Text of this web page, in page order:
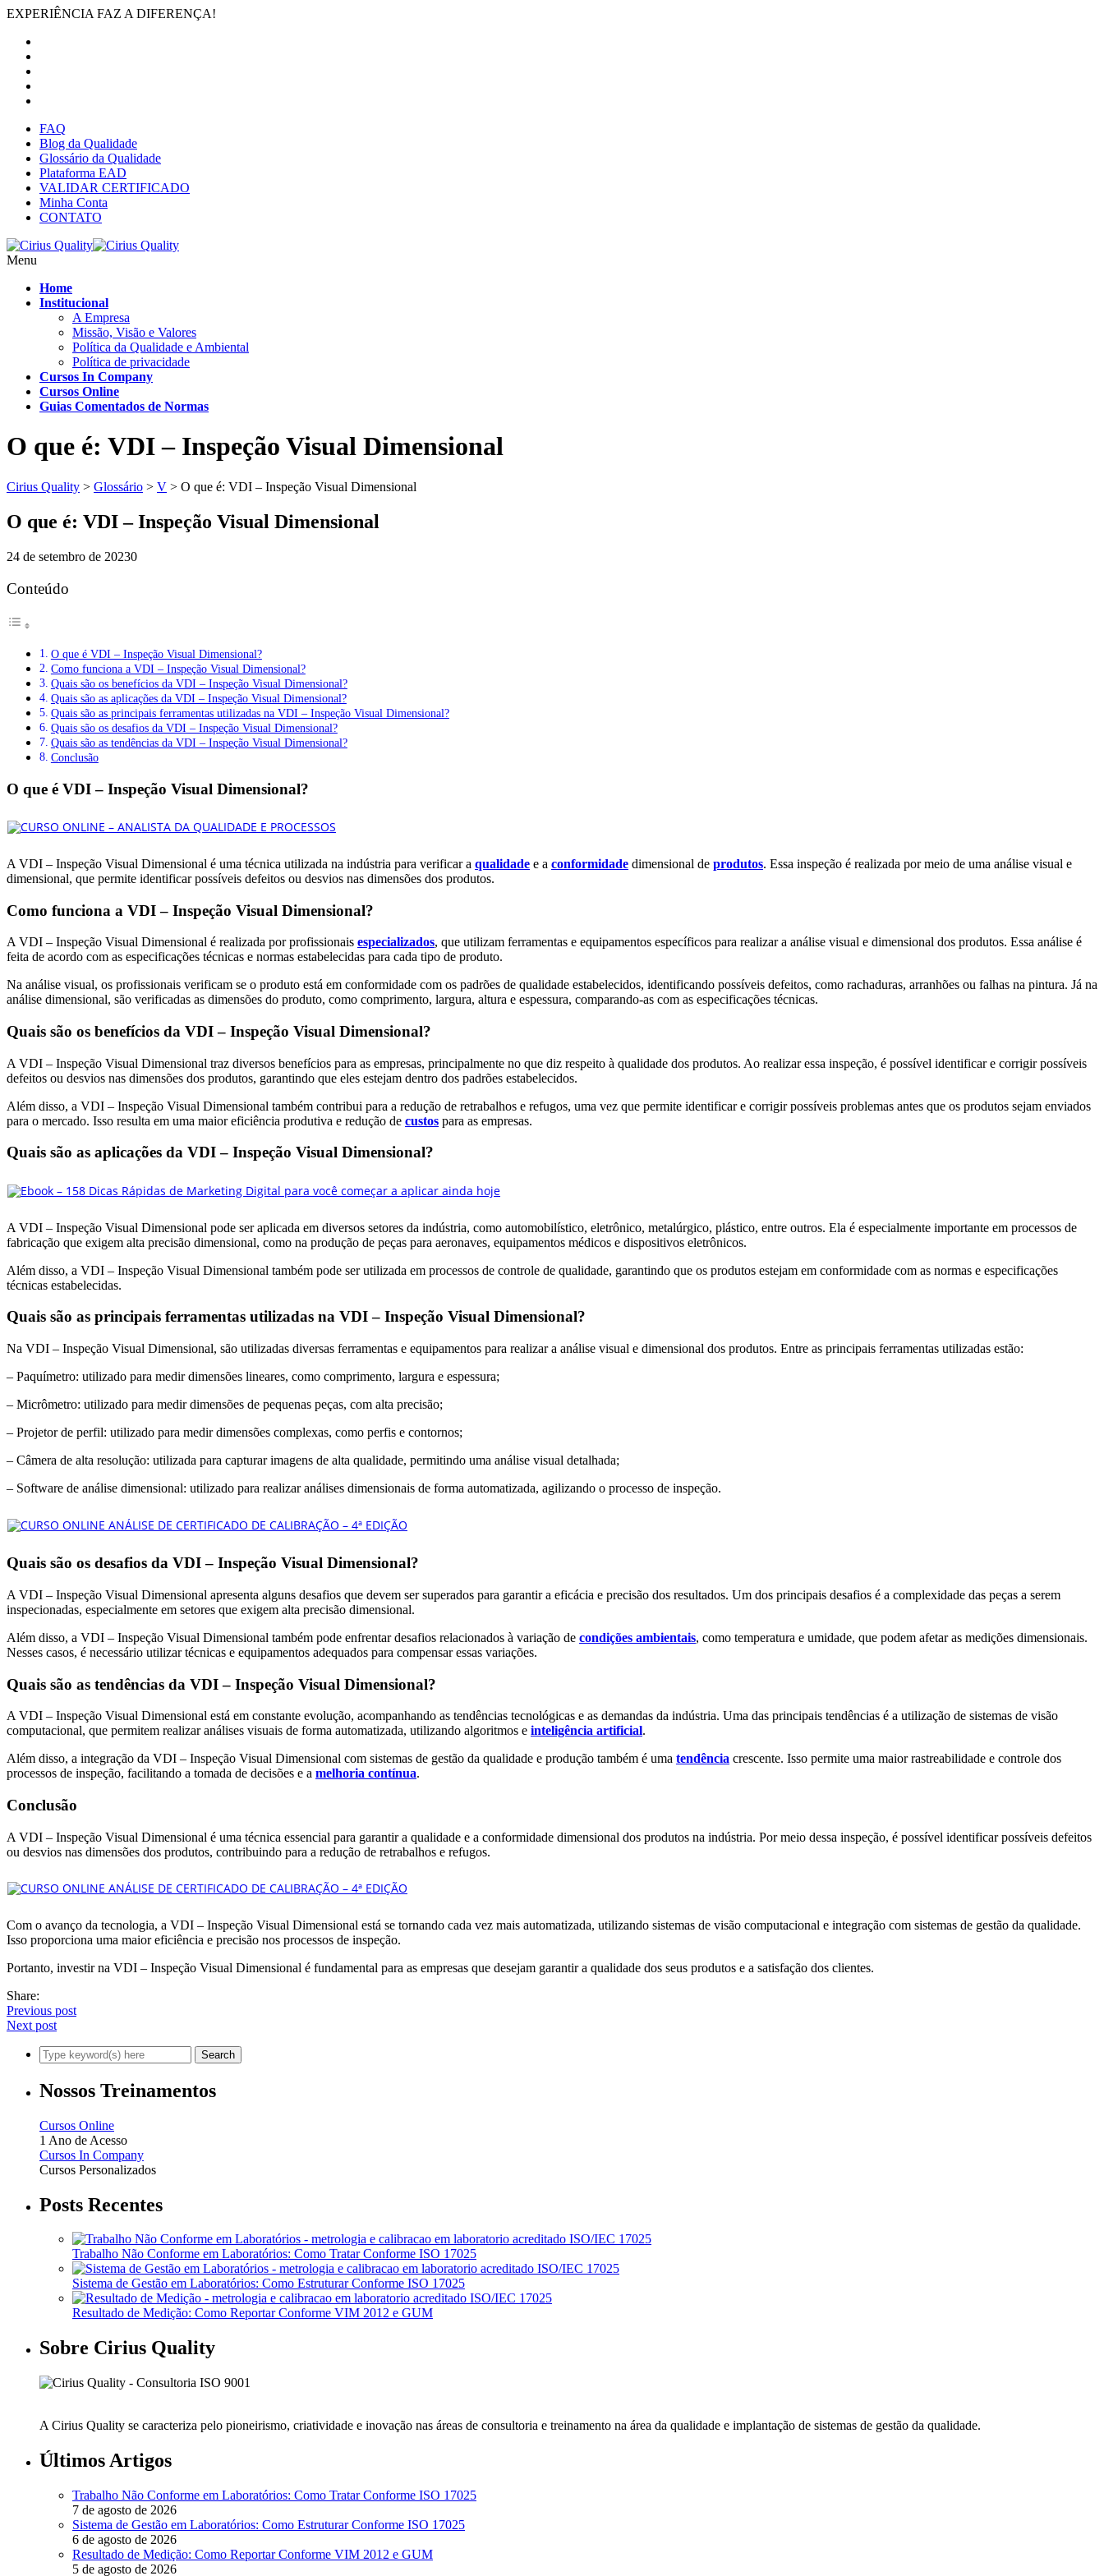
EXPERIÊNCIA FAZ A DIFERENÇA!
FAQ
Blog da Qualidade
Glossário da Qualidade
Plataforma EAD
VALIDAR CERTIFICADO
Minha Conta
CONTATO
Menu
Home
Institucional
A Empresa
Missão, Visão e Valores
Política da Qualidade e Ambiental
Política de privacidade
Cursos In Company
Cursos Online
Guias Comentados de Normas
O que é: VDI – Inspeção Visual Dimensional
Cirius Quality > Glossário > V > O que é: VDI – Inspeção Visual Dimensional
O que é: VDI – Inspeção Visual Dimensional
24 de setembro de 20230
Conteúdo
O que é VDI – Inspeção Visual Dimensional?
Como funciona a VDI – Inspeção Visual Dimensional?
Quais são os benefícios da VDI – Inspeção Visual Dimensional?
Quais são as aplicações da VDI – Inspeção Visual Dimensional?
Quais são as principais ferramentas utilizadas na VDI – Inspeção Visual Dimensional?
Quais são os desafios da VDI – Inspeção Visual Dimensional?
Quais são as tendências da VDI – Inspeção Visual Dimensional?
Conclusão
O que é VDI – Inspeção Visual Dimensional?
A VDI – Inspeção Visual Dimensional é uma técnica utilizada na indústria para verificar a qualidade e a conformidade dimensional de produtos. Essa inspeção é realizada por meio de uma análise visual e
dimensional, que permite identificar possíveis defeitos ou desvios nas dimensões dos produtos.
Como funciona a VDI – Inspeção Visual Dimensional?
A VDI – Inspeção Visual Dimensional é realizada por profissionais especializados, que utilizam ferramentas e equipamentos específicos para realizar a análise visual e dimensional dos produtos. Essa análise é
feita de acordo com as especificações técnicas e normas estabelecidas para cada tipo de produto.
Na análise visual, os profissionais verificam se o produto está em conformidade com os padrões de qualidade estabelecidos, identificando possíveis defeitos, como rachaduras, arranhões ou falhas na pintura. Já na
análise dimensional, são verificadas as dimensões do produto, como comprimento, largura, altura e espessura, comparando-as com as especificações técnicas.
Quais são os benefícios da VDI – Inspeção Visual Dimensional?
A VDI – Inspeção Visual Dimensional traz diversos benefícios para as empresas, principalmente no que diz respeito à qualidade dos produtos. Ao realizar essa inspeção, é possível identificar e corrigir possíveis
defeitos ou desvios nas dimensões dos produtos, garantindo que eles estejam dentro dos padrões estabelecidos.
Além disso, a VDI – Inspeção Visual Dimensional também contribui para a redução de retrabalhos e refugos, uma vez que permite identificar e corrigir possíveis problemas antes que os produtos sejam enviados
para o mercado. Isso resulta em uma maior eficiência produtiva e redução de custos para as empresas.
Quais são as aplicações da VDI – Inspeção Visual Dimensional?
A VDI – Inspeção Visual Dimensional pode ser aplicada em diversos setores da indústria, como automobilístico, eletrônico, metalúrgico, plástico, entre outros. Ela é especialmente importante em processos de
fabricação que exigem alta precisão dimensional, como na produção de peças para aeronaves, equipamentos médicos e dispositivos eletrônicos.
Além disso, a VDI – Inspeção Visual Dimensional também pode ser utilizada em processos de controle de qualidade, garantindo que os produtos estejam em conformidade com as normas e especificações
técnicas estabelecidas.
Quais são as principais ferramentas utilizadas na VDI – Inspeção Visual Dimensional?
Na VDI – Inspeção Visual Dimensional, são utilizadas diversas ferramentas e equipamentos para realizar a análise visual e dimensional dos produtos. Entre as principais ferramentas utilizadas estão:
– Paquímetro: utilizado para medir dimensões lineares, como comprimento, largura e espessura;
– Micrômetro: utilizado para medir dimensões de pequenas peças, com alta precisão;
– Projetor de perfil: utilizado para medir dimensões complexas, como perfis e contornos;
– Câmera de alta resolução: utilizada para capturar imagens de alta qualidade, permitindo uma análise visual detalhada;
– Software de análise dimensional: utilizado para realizar análises dimensionais de forma automatizada, agilizando o processo de inspeção.
Quais são os desafios da VDI – Inspeção Visual Dimensional?
A VDI – Inspeção Visual Dimensional apresenta alguns desafios que devem ser superados para garantir a eficácia e precisão dos resultados. Um dos principais desafios é a complexidade das peças a serem
inspecionadas, especialmente em setores que exigem alta precisão dimensional.
Além disso, a VDI – Inspeção Visual Dimensional também pode enfrentar desafios relacionados à variação de condições ambientais, como temperatura e umidade, que podem afetar as medições dimensionais.
Nesses casos, é necessário utilizar técnicas e equipamentos adequados para compensar essas variações.
Quais são as tendências da VDI – Inspeção Visual Dimensional?
A VDI – Inspeção Visual Dimensional está em constante evolução, acompanhando as tendências tecnológicas e as demandas da indústria. Uma das principais tendências é a utilização de sistemas de visão
computacional, que permitem realizar análises visuais de forma automatizada, utilizando algoritmos e inteligência artificial.
Além disso, a integração da VDI – Inspeção Visual Dimensional com sistemas de gestão da qualidade e produção também é uma tendência crescente. Isso permite uma maior rastreabilidade e controle dos
processos de inspeção, facilitando a tomada de decisões e a melhoria contínua.
Conclusão
A VDI – Inspeção Visual Dimensional é uma técnica essencial para garantir a qualidade e a conformidade dimensional dos produtos na indústria. Por meio dessa inspeção, é possível identificar possíveis defeitos
ou desvios nas dimensões dos produtos, contribuindo para a redução de retrabalhos e refugos.
Com o avanço da tecnologia, a VDI – Inspeção Visual Dimensional está se tornando cada vez mais automatizada, utilizando sistemas de visão computacional e integração com sistemas de gestão da qualidade.
Isso proporciona uma maior eficiência e precisão nos processos de inspeção.
Portanto, investir na VDI – Inspeção Visual Dimensional é fundamental para as empresas que desejam garantir a qualidade dos seus produtos e a satisfação dos clientes.
Share:
Previous post
Next post
Nossos Treinamentos
Cursos Online
1 Ano de Acesso
Cursos In Company
Cursos Personalizados
Posts Recentes
Trabalho Não Conforme em Laboratórios: Como Tratar Conforme ISO 17025
Sistema de Gestão em Laboratórios: Como Estruturar Conforme ISO 17025
Resultado de Medição: Como Reportar Conforme VIM 2012 e GUM
Sobre Cirius Quality
A Cirius Quality se caracteriza pelo pioneirismo, criatividade e inovação nas áreas de consultoria e treinamento na área da qualidade e implantação de sistemas de gestão da qualidade.
Últimos Artigos
Trabalho Não Conforme em Laboratórios: Como Tratar Conforme ISO 17025
7 de agosto de 2026
Sistema de Gestão em Laboratórios: Como Estruturar Conforme ISO 17025
6 de agosto de 2026
Resultado de Medição: Como Reportar Conforme VIM 2012 e GUM
5 de agosto de 2026